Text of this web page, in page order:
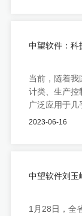
中望软件：科
当前，随着
计类、生产控
广泛应用于几
2023-06-16
中望软件刘玉
1月28日，全